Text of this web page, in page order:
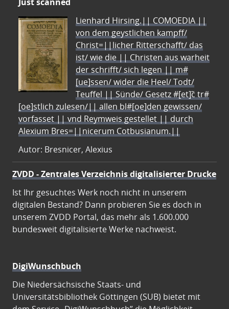
Lienhard Hirsing.|| COMOEDIA ||
von dem geystlichen kampff/
Christ=||licher Ritterschafft/ das
ist/ wie die || Christen aus warheit
der schrifft/ sich legen || m#
[ue]ssen/ wider die Heel/ Todt/
Teuffel || Sünde/ Gesetz #[et]c̃ tr#
[oe]stlich zulesen/|| allen bl#[oe]den gewissen/
vorfasset || vnd Reymweis gestellet || durch
Alexium Bres=||nicerum Cotbusianum.||
Autor: Bresnicer, Alexius
ZVDD - Zentrales Verzeichnis digitalisierter Drucke
Ist Ihr gesuchtes Werk noch nicht in unserem
digitalen Bestand? Dann probieren Sie es doch in
unserem ZVDD Portal, das mehr als 1.600.000
bundesweit digitalisierte Werke nachweist.
DigiWunschbuch
Die Niedersächsische Staats- und
Universitätsbibliothek Göttingen (SUB) bietet mit